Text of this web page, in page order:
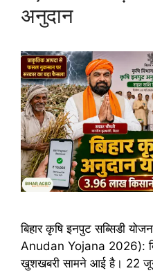
अनुदान
बिहार कृषि इनपुट सब्सिडी
Anudan Yojana 2026):
खुशखबरी सामने आई है। 22